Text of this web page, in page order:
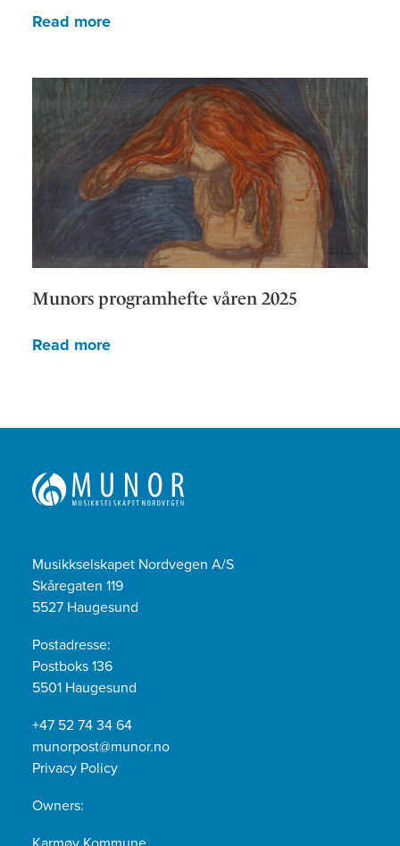
Read more
Munors programhefte våren 2025
Read more
Musikkselskapet Nordvegen A/S
Skåregaten 119
5527 Haugesund
Postadresse:
Postboks 136
5501 Haugesund
+47 52 74 34 64
munorpost@munor.no
Privacy Policy
Owners: